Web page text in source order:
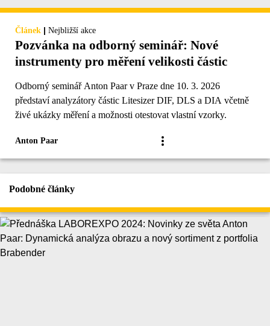
Článek | Nejbližší akce
Pozvánka na odborný seminář: Nové
instrumenty pro měření velikosti částic
Odborný seminář Anton Paar v Praze dne 10. 3. 2026
představí analyzátory částic Litesizer DIF, DLS a DIA včetně
živé ukázky měření a možnosti otestovat vlastní vzorky.
Anton Paar
Podobné články